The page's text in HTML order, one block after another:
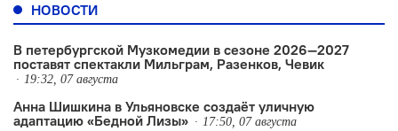
НОВОСТИ
В петербургской Музкомедии в сезоне 2026—2027
поставят спектакли Мильграм, Разенков, Чевик
19:32, 07 августа
Анна Шишкина в Ульяновске создаëт уличную
адаптацию «Бедной Лизы»
17:50, 07 августа